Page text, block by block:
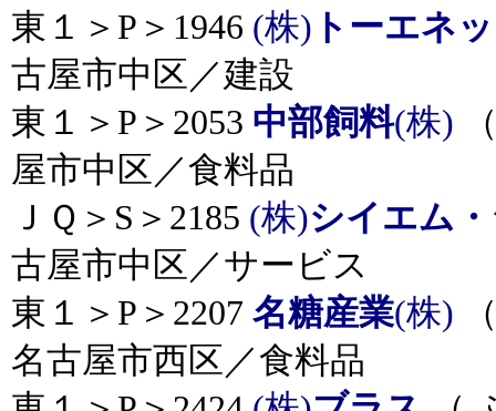
東１＞P＞1946 (株) トーエネ
古屋市中区／建設
東１＞P＞2053 中部飼料(株)
屋市中区／食料品
ＪＱ＞S＞2185 (株)シイエム
古屋市中区／サービス
東１＞P＞2207 名糖産業(株)
名古屋市西区／食料品